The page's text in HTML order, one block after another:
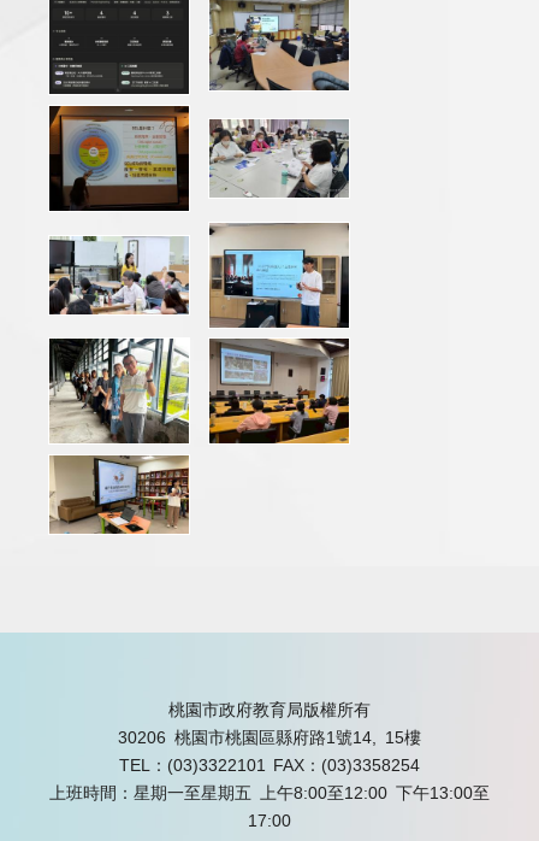
桃園市政府教育局版權所有
30206 桃園市桃園區縣府路1號14, 15樓
TEL：(03)3322101 FAX：(03)3358254
上班時間：星期一至星期五 上午8:00至12:00 下午13:00至
17:00